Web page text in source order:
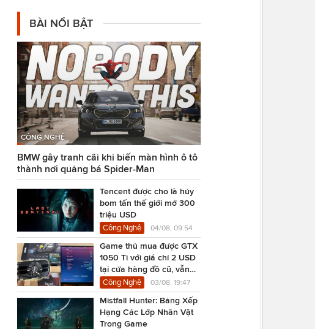
BÀI NỔI BẬT
CÔNG NGHỆ
BMW gây tranh cãi khi biến màn hình ô tô
thành nơi quảng bá Spider-Man
Tencent được cho là hủy
bom tấn thế giới mở 300
triệu USD
Công Nghệ 04/08, 09:54
Game thủ mua được GTX
1050 Ti với giá chỉ 2 USD
tại cửa hàng đồ cũ, vẫn
chạy Cyberpunk 2077
Công Nghệ 03/08, 19:47
Mistfall Hunter: Bảng Xếp
Hạng Các Lớp Nhân Vật
Trong Game